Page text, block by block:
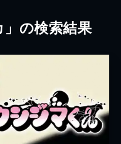
」の検索結果